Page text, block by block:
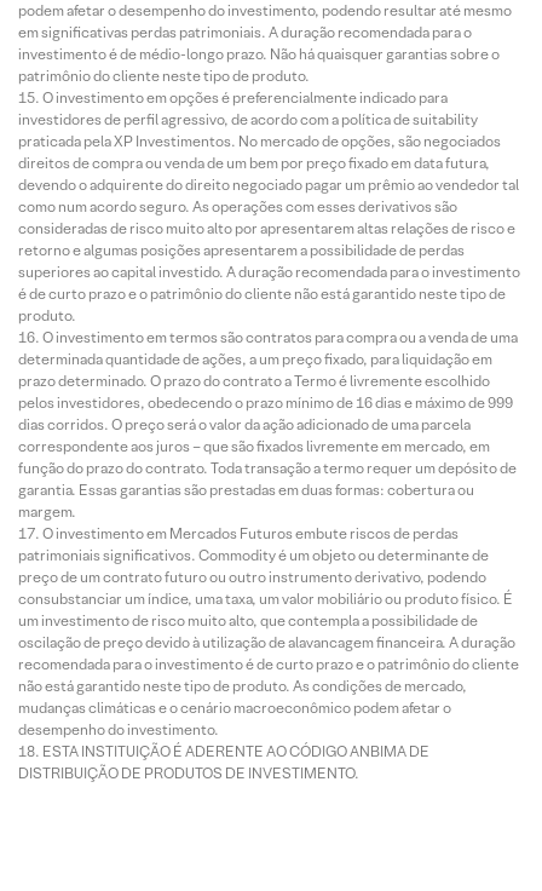
podem afetar o desempenho do investimento, podendo resultar até mesmo
em significativas perdas patrimoniais. A duração recomendada para o
investimento é de médio-longo prazo. Não há quaisquer garantias sobre o
patrimônio do cliente neste tipo de produto.
O investimento em opções é preferencialmente indicado para
investidores de perfil agressivo, de acordo com a política de suitability
praticada pela XP Investimentos. No mercado de opções, são negociados
direitos de compra ou venda de um bem por preço fixado em data futura,
devendo o adquirente do direito negociado pagar um prêmio ao vendedor tal
como num acordo seguro. As operações com esses derivativos são
consideradas de risco muito alto por apresentarem altas relações de risco e
retorno e algumas posições apresentarem a possibilidade de perdas
superiores ao capital investido. A duração recomendada para o investimento
é de curto prazo e o patrimônio do cliente não está garantido neste tipo de
produto.
O investimento em termos são contratos para compra ou a venda de uma
determinada quantidade de ações, a um preço fixado, para liquidação em
prazo determinado. O prazo do contrato a Termo é livremente escolhido
pelos investidores, obedecendo o prazo mínimo de 16 dias e máximo de 999
dias corridos. O preço será o valor da ação adicionado de uma parcela
correspondente aos juros – que são fixados livremente em mercado, em
função do prazo do contrato. Toda transação a termo requer um depósito de
garantia. Essas garantias são prestadas em duas formas: cobertura ou
margem.
O investimento em Mercados Futuros embute riscos de perdas
patrimoniais significativos. Commodity é um objeto ou determinante de
preço de um contrato futuro ou outro instrumento derivativo, podendo
consubstanciar um índice, uma taxa, um valor mobiliário ou produto físico. É
um investimento de risco muito alto, que contempla a possibilidade de
oscilação de preço devido à utilização de alavancagem financeira. A duração
recomendada para o investimento é de curto prazo e o patrimônio do cliente
não está garantido neste tipo de produto. As condições de mercado,
mudanças climáticas e o cenário macroeconômico podem afetar o
desempenho do investimento.
ESTA INSTITUIÇÃO É ADERENTE AO CÓDIGO ANBIMA DE
DISTRIBUIÇÃO DE PRODUTOS DE INVESTIMENTO.